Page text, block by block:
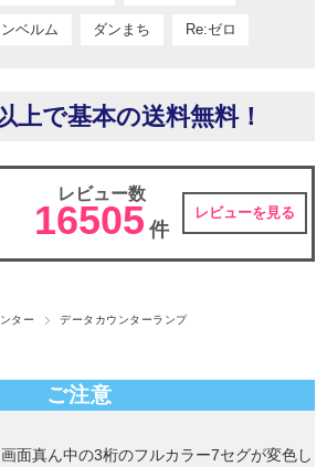
ベルム ダンまち Re:ゼロ
上で基本の送料無料！
レビュー数
16505 件
レビューを見る
ター データカウンターランプ
ご注意
面真ん中の3桁のフルカラー7セグが変色し